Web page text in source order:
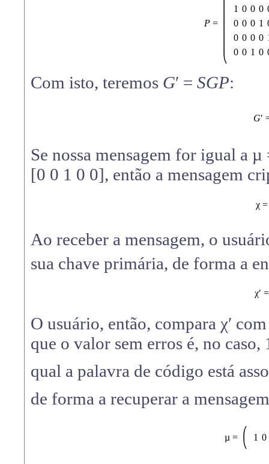
P =
⎝
1 0 0 0
0 0 0 1
0 0 0 0
0 0 1 0
Com isto, teremos G′ = SGP:
G′
Se nossa mensagem for igual a
[0 0 1 0 0], então a mensagem
χ
Ao receber a mensagem, o
sua chave primária, de forma a
χ′
O usuário, então, compara χ′
que o valor sem erros é, no
qual a palavra de código está
de forma a recuperar a
µ =
⎛
⎝
1 0